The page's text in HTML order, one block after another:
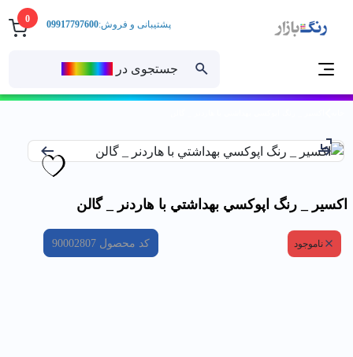
0
جستجوی در
پشتیبانی و فروش:09917797600
اكسير _ رنگ اپوكسي بهداشتي با هاردنر _ گالن
ناموجود کد محصول 90002807